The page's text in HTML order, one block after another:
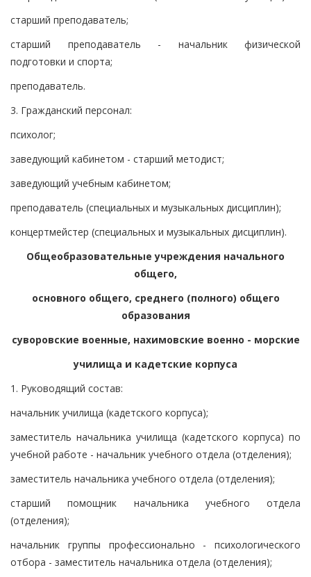
старший преподаватель;
старший преподаватель - начальник физической
подготовки и спорта;
преподаватель.
3. Гражданский персонал:
психолог;
заведующий кабинетом - старший методист;
заведующий учебным кабинетом;
преподаватель (специальных и музыкальных дисциплин);
концертмейстер (специальных и музыкальных дисциплин).
Общеобразовательные учреждения начального
общего,
основного общего, среднего (полного) общего
образования
суворовские военные, нахимовские военно - морские
училища и кадетские корпуса
1. Руководящий состав:
начальник училища (кадетского корпуса);
заместитель начальника училища (кадетского корпуса) по
учебной работе - начальник учебного отдела (отделения);
заместитель начальника учебного отдела (отделения);
старший помощник начальника учебного отдела
(отделения);
начальник группы профессионально - психологического
отбора - заместитель начальника отдела (отделения);